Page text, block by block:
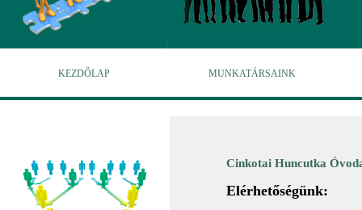
KEZDŐLAP MUNKATÁRSAINK
Cinkotai Huncutka
Elérhetőségünk: